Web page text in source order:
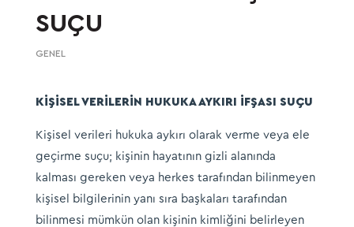
SUÇU
GENEL
KİŞİSEL VERİLERİN HUKUKA AYKIRI İFŞASI SUÇU
Kişisel verileri hukuka aykırı olarak verme veya ele
geçirme suçu; kişinin hayatının gizli alanında
kalması gereken veya herkes tarafından bilinmeyen
kişisel bilgilerinin yanı sıra başkaları tarafından
bilinmesi mümkün olan kişinin kimliğini belirleyen